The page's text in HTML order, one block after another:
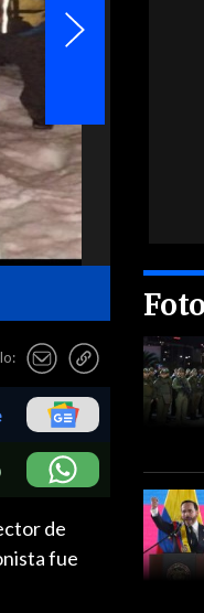
de
fue